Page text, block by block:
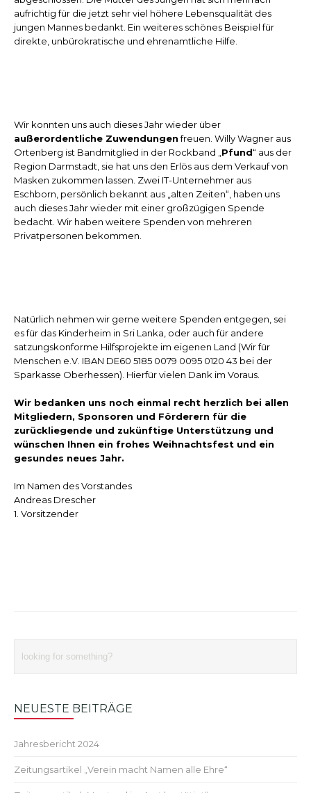
aufrichtig für die jetzt sehr viel höhere Lebensqualität des
jungen Mannes bedankt. Ein weiteres schönes Beispiel für
direkte, unbürokratische und ehrenamtliche Hilfe.
Wir konnten uns auch dieses Jahr wieder über
außerordentliche Zuwendungenfreuen. Willy Wagner aus
Ortenberg ist Bandmitglied in der Rockband „ Pfund“ aus der
Region Darmstadt, sie hat uns den Erlös aus dem Verkauf von
Masken zukommen lassen. Zwei IT-Unternehmer aus
Eschborn, persönlich bekannt aus „alten Zeiten“, haben uns
auch dieses Jahr wieder mit einer großzügigen Spende
bedacht. Wir haben weitere Spenden von mehreren
Privatpersonen bekommen.
Natürlich nehmen wir gerne weitere Spenden entgegen, sei
es für das Kinderheim in Sri Lanka, oder auch für andere
satzungskonforme Hilfsprojekte im eigenen Land (Wir für
Menschen e.V. IBAN DE60 5185 0079 0095 0120 43 bei der
Sparkasse Oberhessen). Hierfür vielen Dank im Voraus.
Wir bedanken uns noch einmal recht herzlich bei allen
Mitgliedern, Sponsoren und Förderern für die
zurückliegende und zukünftige Unterstützung und
wünschen Ihnen ein frohes Weihnachtsfest und ein
gesundes neues Jahr.
Im Namen des Vorstandes
Andreas Drescher
1. Vorsitzender
NEUESTE BEITRÄGE
Jahresbericht 2024
Zeitungsartikel „Verein macht Namen alle Ehre“